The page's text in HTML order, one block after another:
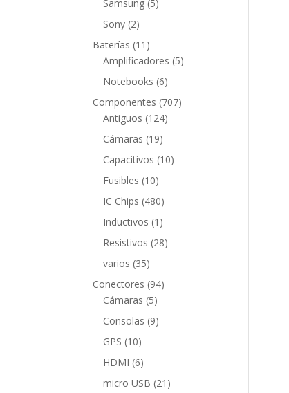
Samsung 5
Sony 22
productos
Baterías 11 11
productos
Amplificadores 55
Notebooks 66
productos
Componentes 707707
Antiguos 124124
Cámaras 1919
productos
Capacitivos 1010
Fusibles 1010
productos
IC Chips 480480
productos
Inductivos 1 1
producto
Resistivos 2828
varios 3535
productos
Conectores 9494
Cámaras 55
productos
Consolas 99
GPS 1010
productos
HDMI 66
productos
micro USB 21 21